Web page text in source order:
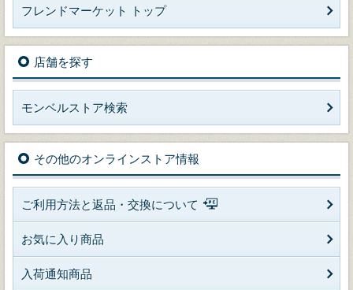
フレンドマーケット トップ
店舗を探す
モンベルストア検索
その他のオンラインストア情報
ご利用方法と返品・交換について
お気に入り商品
入荷通知商品